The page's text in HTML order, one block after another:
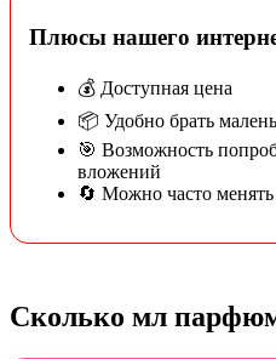
Плюсы нашего
💰 Доступная цена
📦 Удобно брать
🎯 Возможность
вложений
🔄 Можно часто
Сколько мл